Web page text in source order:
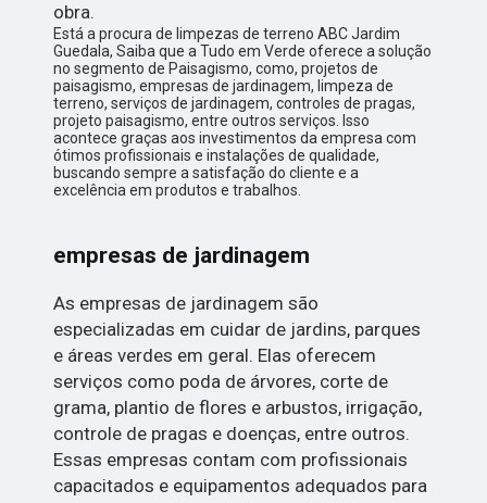
obra.
Está a procura de limpezas de terreno ABC Jardim
Guedala, Saiba que a Tudo em Verde oferece a solução
no segmento de Paisagismo, como, projetos de
paisagismo, empresas de jardinagem, limpeza de
terreno, serviços de jardinagem, controles de pragas,
projeto paisagismo, entre outros serviços. Isso
acontece graças aos investimentos da empresa com
ótimos profissionais e instalações de qualidade,
buscando sempre a satisfação do cliente e a
excelência em produtos e trabalhos.
empresas de jardinagem
As empresas de jardinagem são
especializadas em cuidar de jardins, parques
e áreas verdes em geral. Elas oferecem
serviços como poda de árvores, corte de
grama, plantio de flores e arbustos, irrigação,
controle de pragas e doenças, entre outros.
Essas empresas contam com profissionais
capacitados e equipamentos adequados para